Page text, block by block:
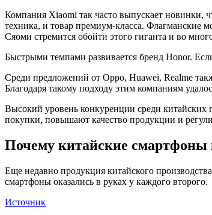
Компания Xiaomi так часто выпускает новинки,
техника, и товар премиум-класса. Флагманские
Сяоми стремится обойти этого гиганта и во
Быстрыми темпами развивается бренд Honor.
Среди предложений от Oppo, Huawei, Realme
Благодаря такому подходу этим компаниям
Высокий уровень конкуренции среди китайских
покупки, повышают качество продукции и
Почему китайские смартфоны
Еще недавно продукция китайского
смартфоны оказались в руках у каждого второго.
Источник